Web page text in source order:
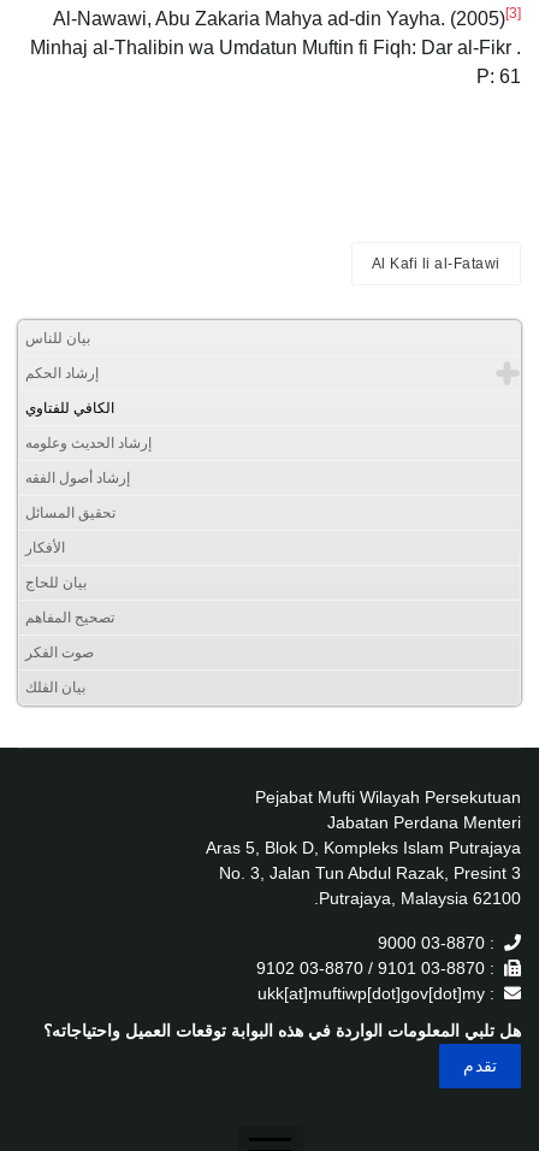
[3]
Al-Nawawi, Abu Zakaria Mahya ad-din Yayha. (2005)
Minhaj al-Thalibin wa Umdatun Muftin fi Fiqh: Dar al-Fikr .
P: 61
Al Kafi li al-Fatawi
بيان للناس
إرشاد الحكم
الكافي للفتاوي
إرشاد الحديث وعلومه
إرشاد أصول الفقه
تحقيق المسائل
الأفكار
بيان للحاج
تصحيح المفاهم
صوت الفكر
بيان الفلك
Pejabat Mufti Wilayah Persekutuan
Jabatan Perdana Menteri
Aras 5, Blok D, Kompleks Islam Putrajaya
No. 3, Jalan Tun Abdul Razak, Presint 3
62100 Putrajaya, Malaysia.
: 03-8870 9000
: 03-8870 9101 / 03-8870 9102
: ukk[at]muftiwp[dot]gov[dot]my
هل تلبي المعلومات الواردة في هذه البوابة توقعات العميل واحتياجاته؟